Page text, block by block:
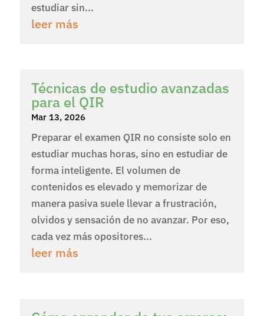
estudiar sin...
leer más
Técnicas de estudio avanzadas
para el QIR
Mar 13, 2026
Preparar el examen QIR no consiste solo en
estudiar muchas horas, sino en estudiar de
forma inteligente. El volumen de
contenidos es elevado y memorizar de
manera pasiva suele llevar a frustración,
olvidos y sensación de no avanzar. Por eso,
cada vez más opositores...
leer más